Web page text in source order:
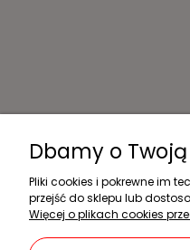
Zakupy
Czas realizacji
Formy płatności
Koszt dostawy
Reklamacje i zwroty
Dbamy o
Pliki cookies i pokrewne im
przejść do sklepu lub
Więcej o plikach cookies